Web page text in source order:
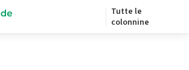
Tutte le
colonnine